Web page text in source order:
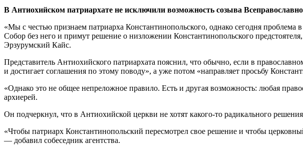
В Антиохийском патриархате не исключили возможность созыва
«Мы с честью признаем патриарха Константинопольского, однако сегодня
Собор без него и примут решение о низложении Константинопольского
Эрзурумский Кайс.
Представитель Антиохийского патриархата пояснил, что обычно, если в
и достигает соглашения по этому поводу», а уже потом «направляет просьбу
«Однако это не общее непреложное правило. Есть и другая возможность: любая
архиерей.
Он подчеркнул, что в Антиохийской церкви не хотят какого-то радикального
«Чтобы патриарх Константинопольский пересмотрел свое решение и чтобы
— добавил собеседник агентства.